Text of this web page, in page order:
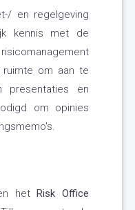
en regelgeving
kennis met de
ruimte om aan te
presentaties en
om opinies
hetRisk Office